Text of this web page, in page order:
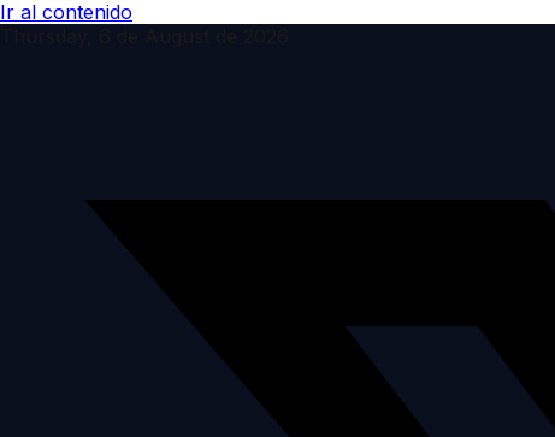
Ir al contenido